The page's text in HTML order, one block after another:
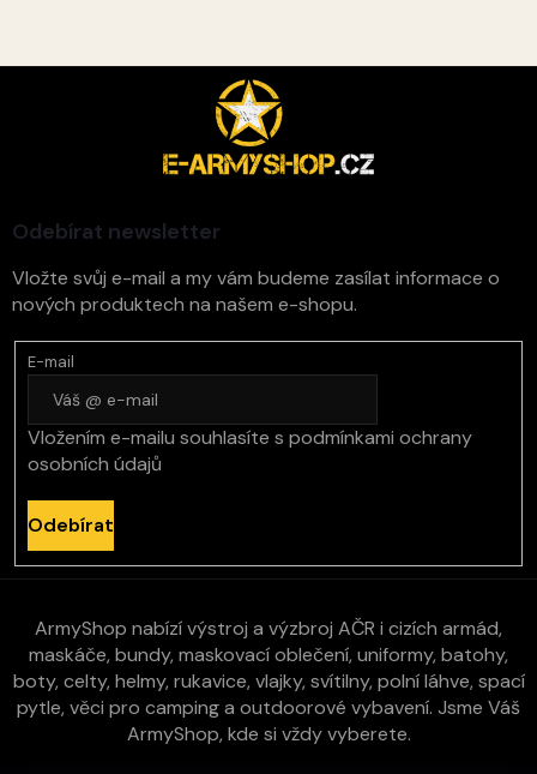
Odebírat newsletter
Vložte svůj e-mail a my vám budeme zasílat informace o
nových produktech na našem e-shopu.
E-mail
Vložením e-mailu souhlasíte s podmínkami ochrany
osobních údajů
Odebírat
ArmyShop nabízí výstroj a výzbroj AČR i cizích armád,
maskáče, bundy, maskovací oblečení, uniformy, batohy,
boty, celty, helmy, rukavice, vlajky, svítilny, polní láhve, spací
pytle, věci pro camping a outdoorové vybavení. Jsme Váš
ArmyShop, kde si vždy vyberete.